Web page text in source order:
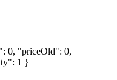
0, "priceOld": 0,
1 }